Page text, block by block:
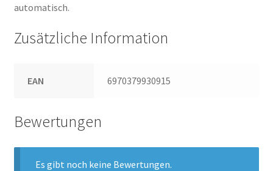
automatisch.
Zusätzliche Information
EAN 6970379930915
Bewertungen
Es gibt noch keine Bewertungen.